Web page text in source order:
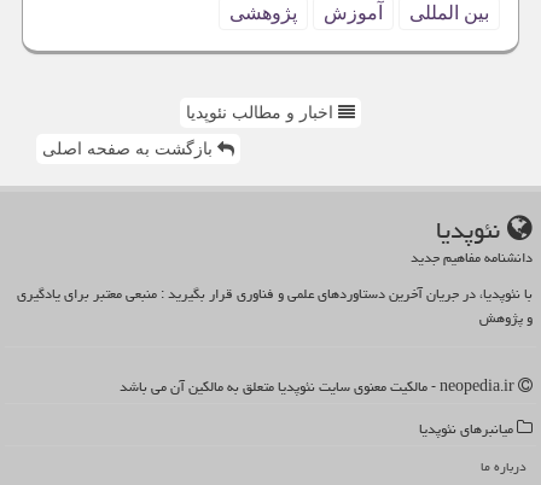
بین المللی
آموزش پژوهشی
اخبار و مطالب نئوپدیا
بازگشت به صفحه اصلی
نئوپدیا
دانشنامه مفاهیم جدید
با نئوپدیا، در جریان آخرین دستاوردهای علمی و فناوری قرار بگیرید : منبعی معتبر برای یادگیری
و پژوهش
میانبرهای نئوپدیا
درباره ما